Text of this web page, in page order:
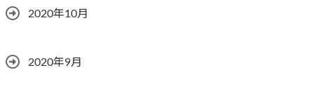
2020年10月
2020年9月